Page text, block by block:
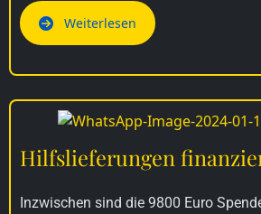
Weiterlesen
Hilfslieferungen
Inzwischen sind die 9800 Euro